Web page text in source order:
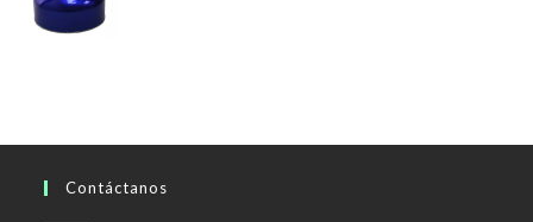
Contáctanos